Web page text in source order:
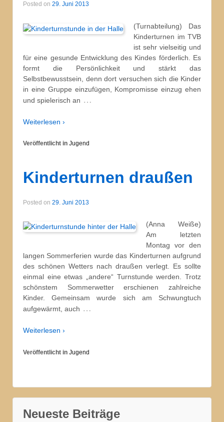
Posted on 29. Juni 2013
(Turnabteilung) Das
Kinderturnen im TVB
ist sehr vielseitig und
für eine gesunde Entwicklung des Kindes förderlich. Es
formt die Persönlichkeit und stärkt das
Selbstbewusstsein, denn dort versuchen sich die Kinder
in eine Gruppe einzufügen, Kompromisse einzug ehen
und spielerisch an …
Weiterlesen ›
Veröffentlicht in Jugend
Kinderturnen draußen
Posted on 29. Juni 2013
(Anna Weiße)
Am letzten
Montag vor den
langen Sommerferien wurde das Kinderturnen aufgrund
des schönen Wetters nach draußen verlegt. Es sollte
einmal eine etwas „andere“ Turnstunde werden. Trotz
schönstem Sommerwetter erschienen zahlreiche
Kinder. Gemeinsam wurde sich am Schwungtuch
aufgewärmt, auch …
Weiterlesen ›
Veröffentlicht in Jugend
Neueste Beiträge